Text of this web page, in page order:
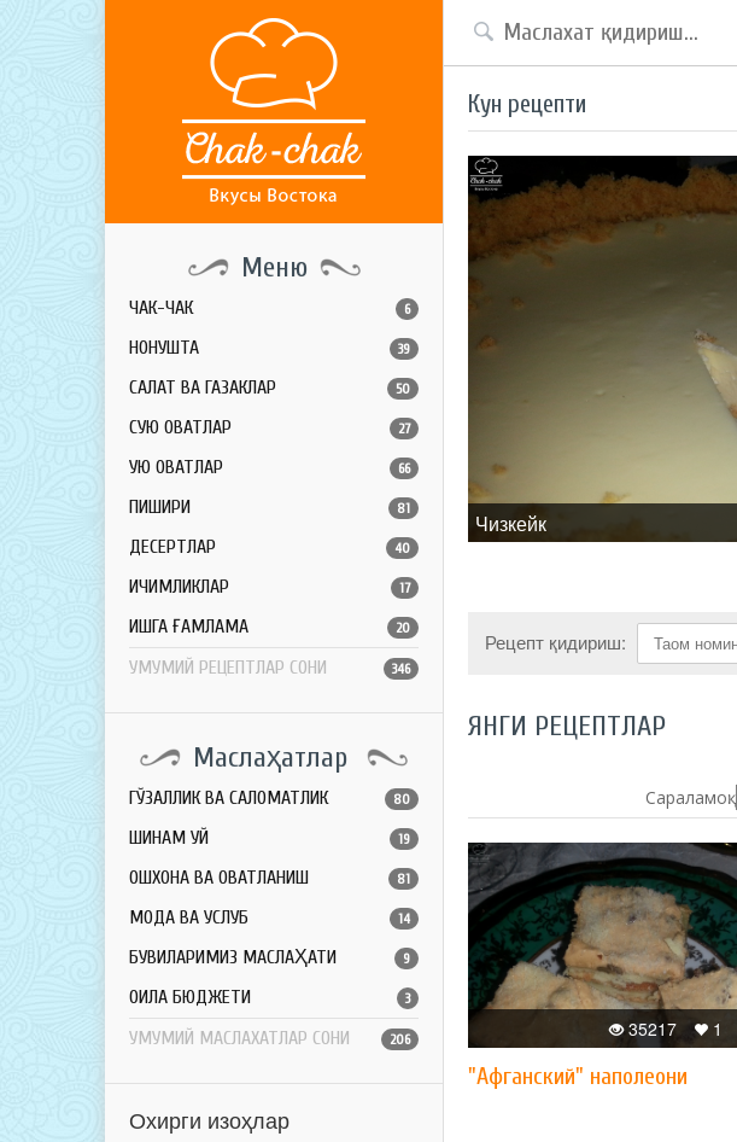
Меню
ЧАК-ЧАК 6
НОНУШТА 39
САЛАТ ВА ГАЗАКЛАР 50
СУЮҚ ОВҚАТЛАР 27
ҚУЮҚ ОВҚАТЛАР 66
ПИШИРИҚ 81
ДЕСЕРТЛАР 40
ИЧИМЛИКЛАР 17
ҚИШГА ҒАМЛАМА 20
УМУМИЙ РЕЦЕПТЛАР СОНИ 346
Маслаҳатлар
ГЎЗАЛЛИК ВА САЛОМАТЛИК 80
ШИНАМ УЙ 19
ОШХОНА ВА ОВҚАТЛАНИШ 81
МОДА ВА УСЛУБ 14
БУВИЛАРИМИЗ МАСЛАҲАТИ 9
ОИЛА БЮДЖЕТИ 3
УМУМИЙ МАСЛАХАТЛАР СОНИ 206
Охирги изоҳлар
Кун рецепти
Чизкейк
Рецепт қидириш:
ЯНГИ РЕЦЕПТЛАР
Сараламоқ:
1
35217
"Афганский" наполеони